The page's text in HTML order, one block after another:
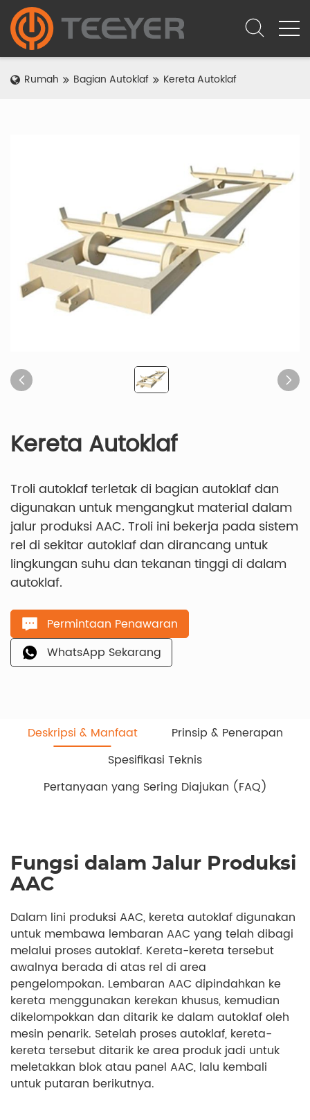
Rumah Bagian Autoklaf Kereta Autoklaf
Kereta Autoklaf
Troli autoklaf terletak di bagian autoklaf dan
digunakan untuk mengangkut material dalam
jalur produksi AAC. Troli ini bekerja pada sistem
rel di sekitar autoklaf dan dirancang untuk
lingkungan suhu dan tekanan tinggi di dalam
autoklaf.
Permintaan Penawaran
WhatsApp Sekarang
Deskripsi & Manfaat
Prinsip & Penerapan
Spesifikasi Teknis
Pertanyaan yang Sering Diajukan (FAQ)
Fungsi dalam Jalur Produksi
AAC
Dalam lini produksi AAC, kereta autoklaf digunakan
untuk membawa lembaran AAC yang telah dibagi
melalui proses autoklaf. Kereta-kereta tersebut
awalnya berada di atas rel di area
pengelompokan. Lembaran AAC dipindahkan ke
kereta menggunakan kerekan khusus, kemudian
dikelompokkan dan ditarik ke dalam autoklaf oleh
mesin penarik. Setelah proses autoklaf, kereta-
kereta tersebut ditarik ke area produk jadi untuk
meletakkan blok atau panel AAC, lalu kembali
untuk putaran berikutnya.